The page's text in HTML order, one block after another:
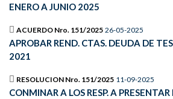
ENERO A JUNIO 2025
ACUERDO Nro. 151/2025 26-05-2025
APROBAR REND. CTAS. DEUDA DE
2021
RESOLUCION Nro. 151/2025 11-09-2025
CONMINAR A LOS RESP. A PRESENTAR